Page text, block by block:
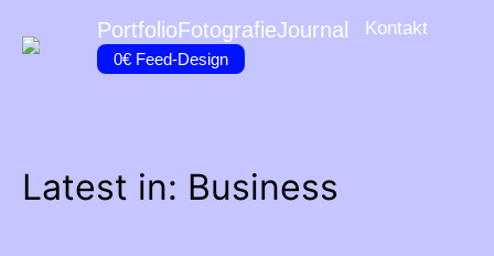
PortfolioFotografieJournal Kontakt
0€ Feed-Design
Latest in: Business